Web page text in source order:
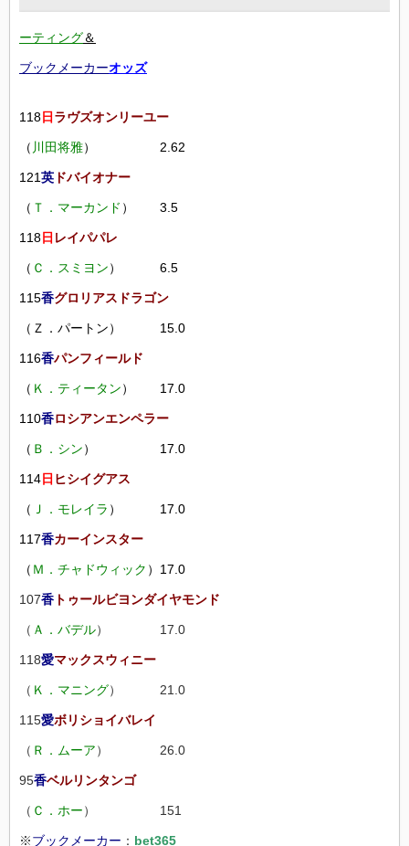
ーティング＆
ブックメーカーオッズ
118日 ラヴズオンリーユー
（ 川田将雅） 2.62
121英 ドバイオナー
（ Ｔ．マーカンド ） 3.5
118日 レイパパレ
（ Ｃ．スミヨン） 6.5
115香グロリアスドラゴン
（Ｚ．パートン） 15.0
116香パンフィールド
（ Ｋ．ティータン） 17.0
110香ロシアンエンペラー
（ Ｂ．シン） 17.0
114日 ヒシイグアス
（ Ｊ．モレイラ ） 17.0
117香カーインスター
（ Ｍ．チャドウィック ）17.0
107香 トゥールビヨンダイヤモンド
（ Ａ．バデル） 17.0
118愛マックスウィニー
（ Ｋ．マニング） 21.0
115愛ボリショイバレイ
（ Ｒ．ムーア） 26.0
95香ベルリンタンゴ
（ Ｃ．ホー） 151
※ブックメーカー ： bet365